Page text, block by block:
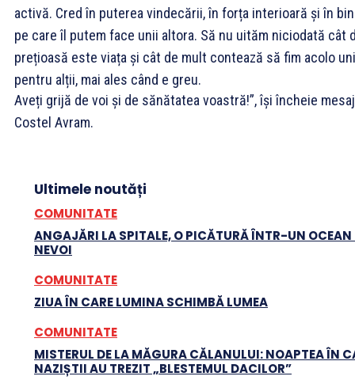
activă. Cred în puterea vindecării, în forța interioară și în
pe care îl putem face unii altora. Să nu uităm niciodată cât
prețioasă este viața și cât de mult contează să fim acolo
pentru alții, mai ales când e greu.
Aveți grijă de voi și de sănătatea voastră!”, își încheie
Costel Avram.
Ultimele noutăți
COMUNITATE
ANGAJĂRI LA SPITALE, O PICĂTURĂ ÎNTR-UN OCEAN
NEVOI
COMUNITATE
ZIUA ÎN CARE LUMINA SCHIMBĂ LUMEA
COMUNITATE
MISTERUL DE LA MĂGURA CĂLANULUI: NOAPTEA ÎN
NAZIȘTII AU TREZIT „BLESTEMUL DACILOR”